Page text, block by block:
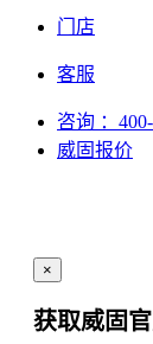
门店
客服
咨询 ：
威固报价
×
获取威固